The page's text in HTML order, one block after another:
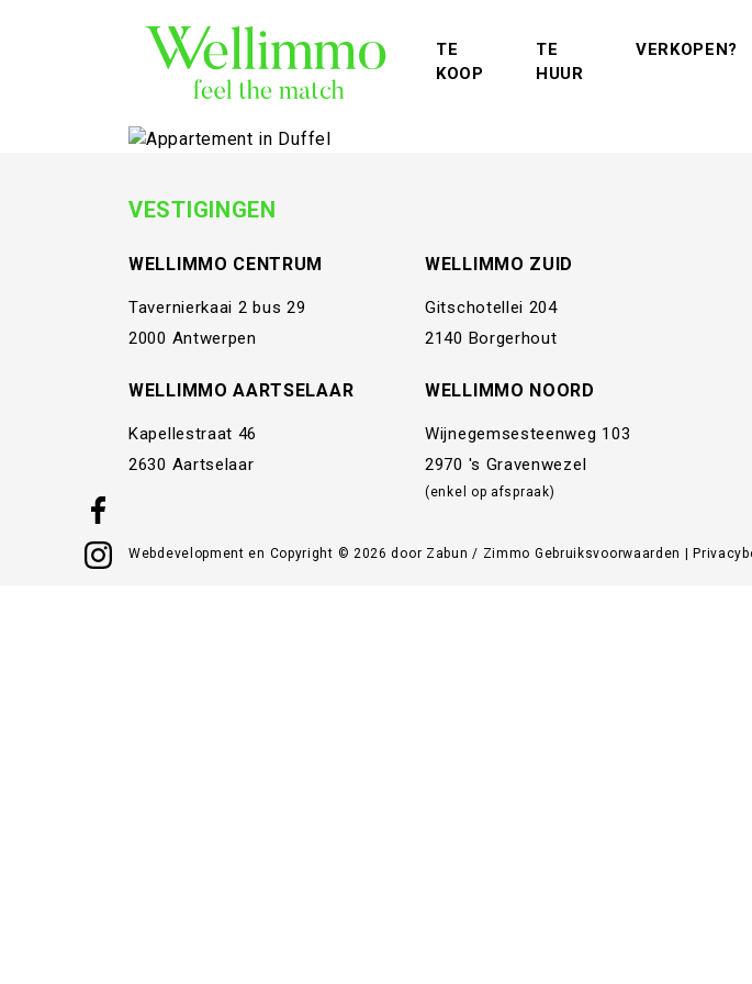
TE
KOOP (TE KOOP)
TE
HUUR
VERKOPEN?
VESTIGINGEN
WELLIMMO CENTRUM
Tavernierkaai 2 bus 29
2000 Antwerpen
WELLIMMO ZUID
Gitschotellei 204
2140 Borgerhout
WELLIMMO AARTSELAAR
Kapellestraat 46
2630 Aartselaar
WELLIMMO NOORD
Wijnegemsesteenweg 103
2970 's Gravenwezel
(enkel op afspraak)
Webdevelopment en Copyright © 2026 door Zabun / Zimmo Gebruiksvoorwaarden |